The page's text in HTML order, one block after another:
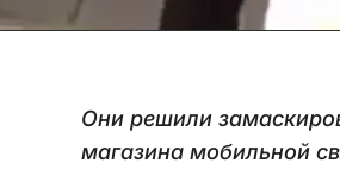
Они решили
магазина мобильной